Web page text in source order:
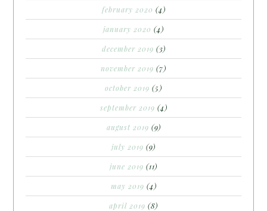
february 2020 (4)
january 2020 (4)
december 2019 (3)
november 2019 (7)
october 2019 (5)
september 2019 (4)
august 2019 (9)
july 2019 (9)
june 2019 (11)
may 2019 (4)
april 2019 (8)